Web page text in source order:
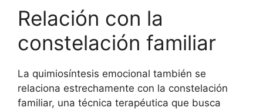
Relación con la
constelación familiar
La quimiosíntesis emocional también se
relaciona estrechamente con la constelación
familiar, una técnica terapéutica que busca